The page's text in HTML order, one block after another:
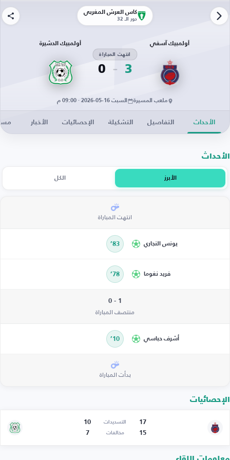
كأس العرش المغربي
دور الـ 32
أولمبيك آسفي
3
انتهت المباراة
0
أولمبيك الدشيرة
ملعب المسيرة السبت 16-05-2026 · 09:00 م
الأحداث التفاصيل التشكيلة الإحصائيات الأخبار
الأحداث
الأبرز الكل
انتهت المباراة
يونس النجاري 83’
فريد نغوما 78’
1 - 0
منتصف المباراة
أشرف حباسي 10’
بدأت المباراة
الإحصائيات
17 التسديدات
10
15
مخالفات 7